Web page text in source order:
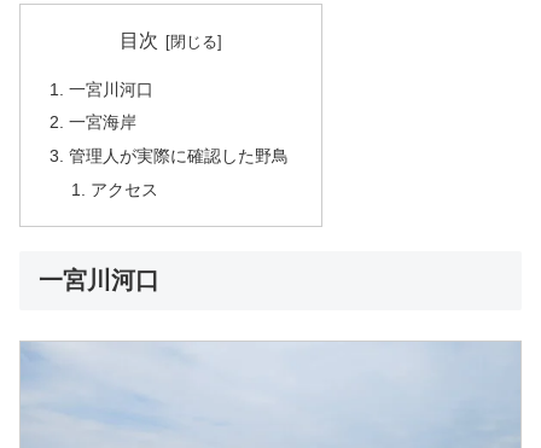
目次
一宮川河口
一宮海岸
管理人が実際に確認した野鳥
アクセス
一宮川河口